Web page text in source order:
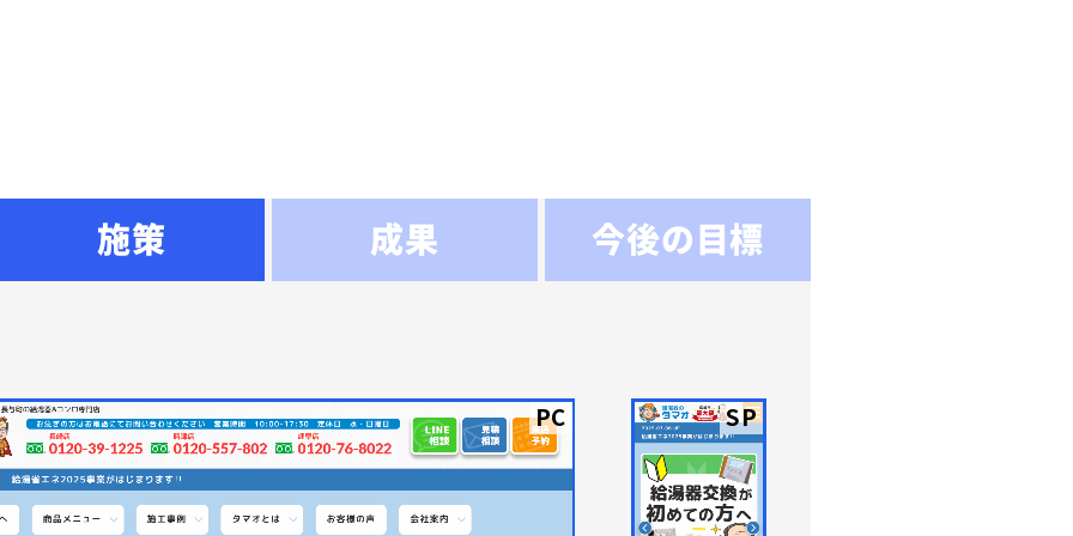
施策 成果 今後の目標